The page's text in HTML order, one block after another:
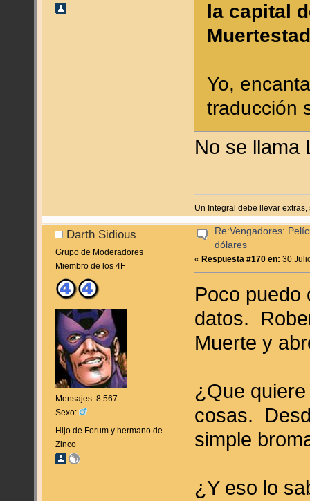
la capital
Yo,
traducción
No se
Un Integral debe llevar
Darth Sidious
Grupo de Moderadores
Miembro de los 4F
Mensajes: 8.567
Sexo:
Hijo de Forum y hermano de
Zinco
Re:Vengadores:
dólares
« Respuesta #170 en: 30
Poco puedo
datos.
Muerte y
¿Que
cosas.
simple
¿Y eso lo